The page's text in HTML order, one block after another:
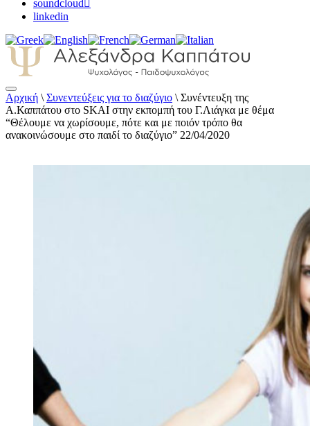
soundcloud
linkedin
Αλεξάνδρα Καππάτου Ψυχολόγος –
Παιδοψυχολόγος
Αρχική \ Συνεντεύξεις για το διαζύγιο \ Συνέντευξη της
Α.Καππάτου στο SKAI στην εκπομπή του Γ.Λιάγκα με θέμα
“Θέλουμε να χωρίσουμε, πότε και με ποιόν τρόπο θα
ανακοινώσουμε στο παιδί το διαζύγιο” 22/04/2020